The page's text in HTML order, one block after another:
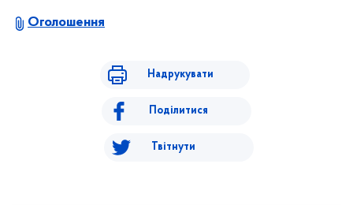
Оголошення
Надрукувати
Поділитися
Твітнути